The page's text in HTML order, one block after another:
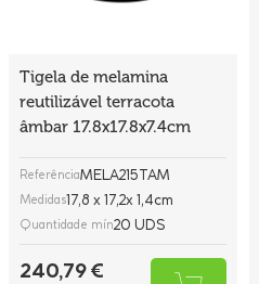
Tigela de melamina
reutilizável terracota
âmbar 17.8x17.8x7.4cm
ReferênciaMELA215TAM
Medidas17,8 x 17,2x 1,4cm
Quantidade mín20 UDS
240,79 €